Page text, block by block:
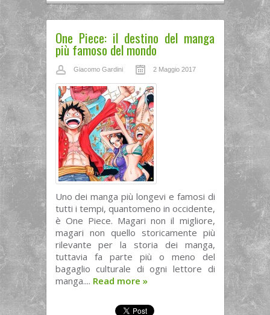
One Piece: il destino del manga
più famoso del mondo
Giacomo Gardini 2 Maggio 2017
Uno dei manga più longevi e famosi di
tutti i tempi, quantomeno in occidente,
è One Piece. Magari non il migliore,
magari non quello storicamente più
rilevante per la storia dei manga,
tuttavia fa parte più o meno del
bagaglio culturale di ogni lettore di
manga.... Read more »